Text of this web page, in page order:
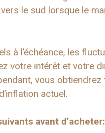
le sud lorsque le
à l’échéance, les
votre intérêt et votre
vous
actuel.
avant d’acheter: